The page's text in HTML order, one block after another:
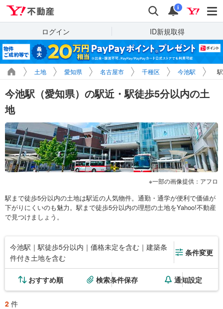
検索 通知
i
ログイン ID新規取得
土地 愛知県 名古屋市 千種区 今池駅
今池駅（愛知県）の駅近・駅徒歩5分以内の土
地
一部の画像提供：アフロ
駅まで徒歩5分以内の土地は駅近の人気物件。通勤・通学が便利で価値が
下がりにくいのも魅力。駅まで徒歩5分以内の理想の土地をYahoo!不動産
で見つけましょう。
今池駅｜駅徒歩5分以内｜価格未定を含む｜建築条
件付き土地を含む
条件変更
おすすめ順 検索条件保存 通知設定
2 件